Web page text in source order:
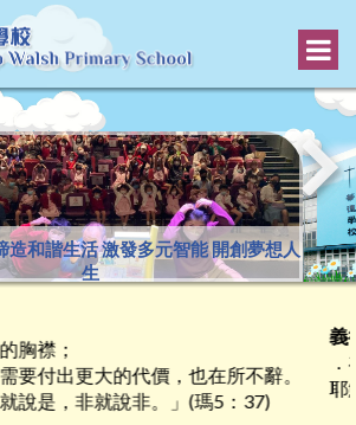
造和諧生活 激發多元智能 開創夢想人
生
襟；
付出更大的代價，也在所不辭。
是，非就說非。」(瑪5：37)
義德
．
耶